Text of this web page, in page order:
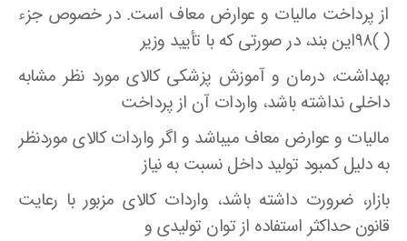
از پرداخت مالیات و عوارض معاف است. در خصوص جزء
( )۹۸این بند، در صورتی که با تأیید وزیر
بهداشت، درمان و آموزش پزشکی کالای مورد نظر مشابه
داخلی نداشته باشد، واردات آن از پرداخت
مالیات و عوارض معاف میباشد و اگر واردات کالای موردنظر
به دلیل کمبود تولید داخل نسبت به نیاز
بازار، ضرورت داشته باشد، واردات کالای مزبور با رعایت
قانون حداکثر استفاده از توان تولیدی و